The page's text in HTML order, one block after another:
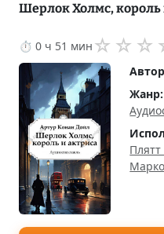
Шерлок Холмс, король
⏱ 0 ч 51 мин ☆ ☆ ☆
Жанр:
Плятт